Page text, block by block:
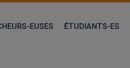
EUSES ÉTUDIANTS-ES